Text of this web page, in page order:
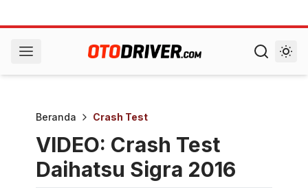
Beranda Crash Test
VIDEO: Crash Test
Daihatsu Sigra 2016